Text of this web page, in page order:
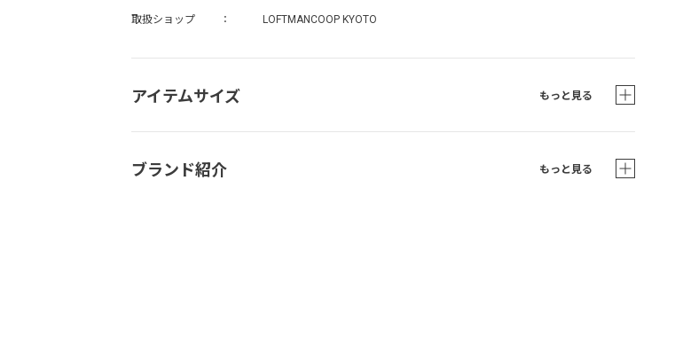
取扱ショップ LOFTMANCOOP KYOTO
アイテムサイズ もっと見る
ブランド紹介 もっと見る